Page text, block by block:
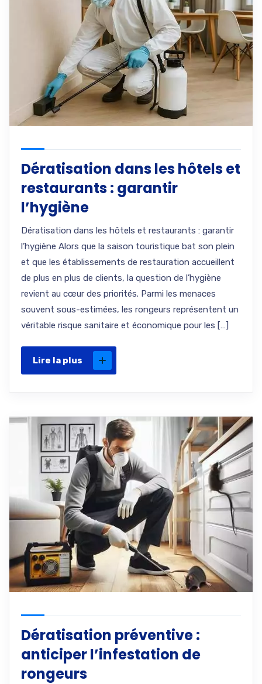
Dératisation dans les hôtels et
restaurants : garantir
l’hygiène
Dératisation dans les hôtels et restaurants : garantir
l’hygiène Alors que la saison touristique bat son plein
et que les établissements de restauration accueillent
de plus en plus de clients, la question de l’hygiène
revient au cœur des priorités. Parmi les menaces
souvent sous-estimées, les rongeurs représentent un
véritable risque sanitaire et économique pour les […]
Lire la plus
Dératisation préventive :
anticiper l’infestation de
rongeurs